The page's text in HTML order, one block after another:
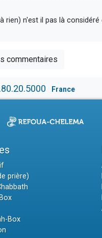
rien) n'est il pas là
commentaires
France
prière)
Box